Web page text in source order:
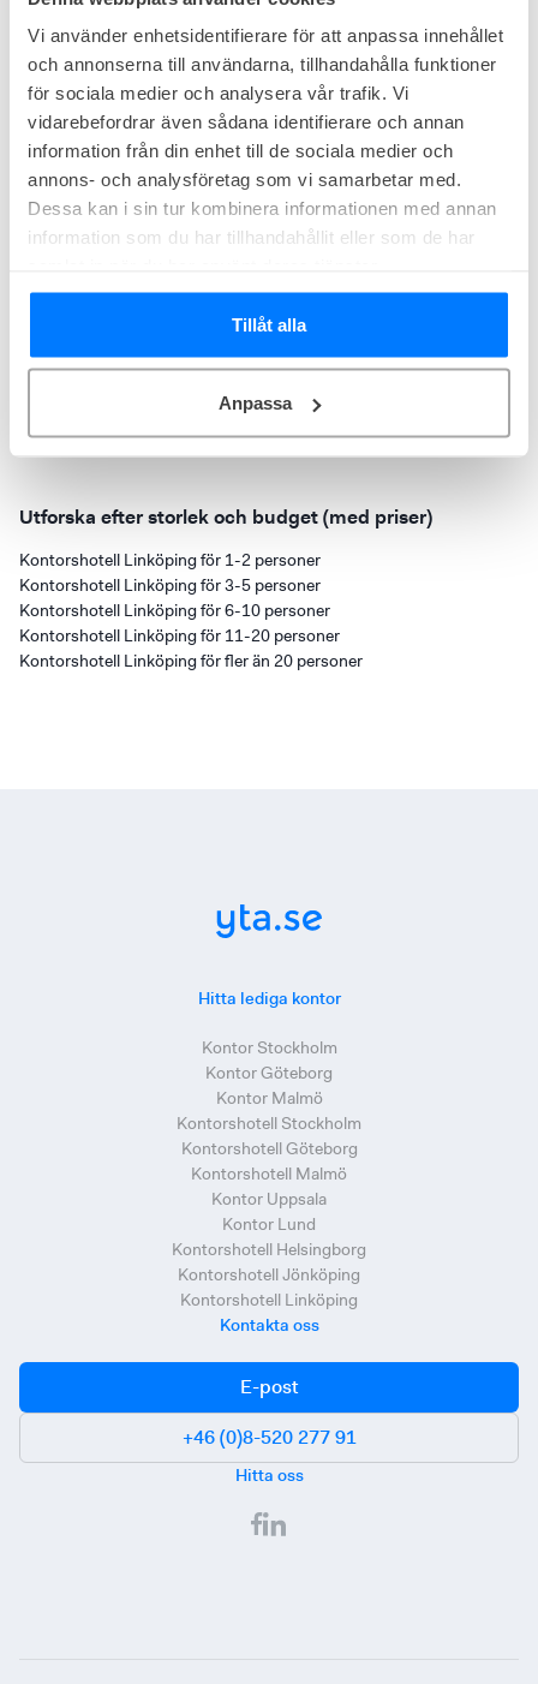
Vi använder enhetsidentifierare för att anpassa innehållet
och annonserna till användarna, tillhandahålla funktioner
för sociala medier och analysera vår trafik. Vi
vidarebefordrar även sådana identifierare och annan
information från din enhet till de sociala medier och
annons- och analysföretag som vi samarbetar med.
Dessa kan i sin tur kombinera informationen med annan
information som du har tillhandahållit eller som de har
Tillåt alla
Anpassa
Modern inredning Nära kommunikationer
kr/mån
Med högt i tak, profilerade fönster och modern inredning erbjuder
Dospace Stora torget kontor i en byggnad med karaktär. Läget vid
Resultat 1-3 (utav 3)
Utforska efter storlek och budget (med priser)
Kontorshotell Linköping för 1-2 personer
Kontorshotell Linköping för 3-5 personer
Kontorshotell Linköping för 6-10 personer
Kontorshotell Linköping för 11-20 personer
Kontorshotell Linköping för fler än 20 personer
Hitta lediga kontor
Kontor Stockholm
Kontor Göteborg
Kontor Malmö
Kontorshotell Stockholm
Kontorshotell Göteborg
Kontorshotell Malmö
Kontor Uppsala
Kontor Lund
Kontorshotell Helsingborg
Kontorshotell Jönköping
Kontorshotell Linköping
Kontakta oss
E-post
+46 (0)8-520 277 91
Hitta oss